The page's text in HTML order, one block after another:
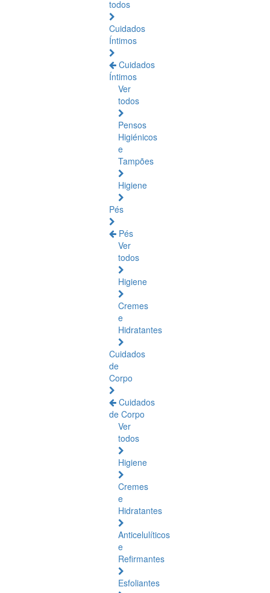
todos
Cuidados
Íntimos
Cuidados
Íntimos
Ver
todos
Pensos
Higiénicos
e
Tampões
Higiene
Pés
Pés
Ver
todos
Higiene
Cremes
e
Hidratantes
Cuidados
de
Corpo
Cuidados
de Corpo
Ver
todos
Higiene
Cremes
e
Hidratantes
Anticelulíticos
e
Refirmantes
Esfoliantes